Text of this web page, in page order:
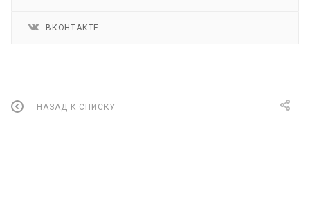
ВКОНТАКТЕ
НАЗАД К СПИСКУ